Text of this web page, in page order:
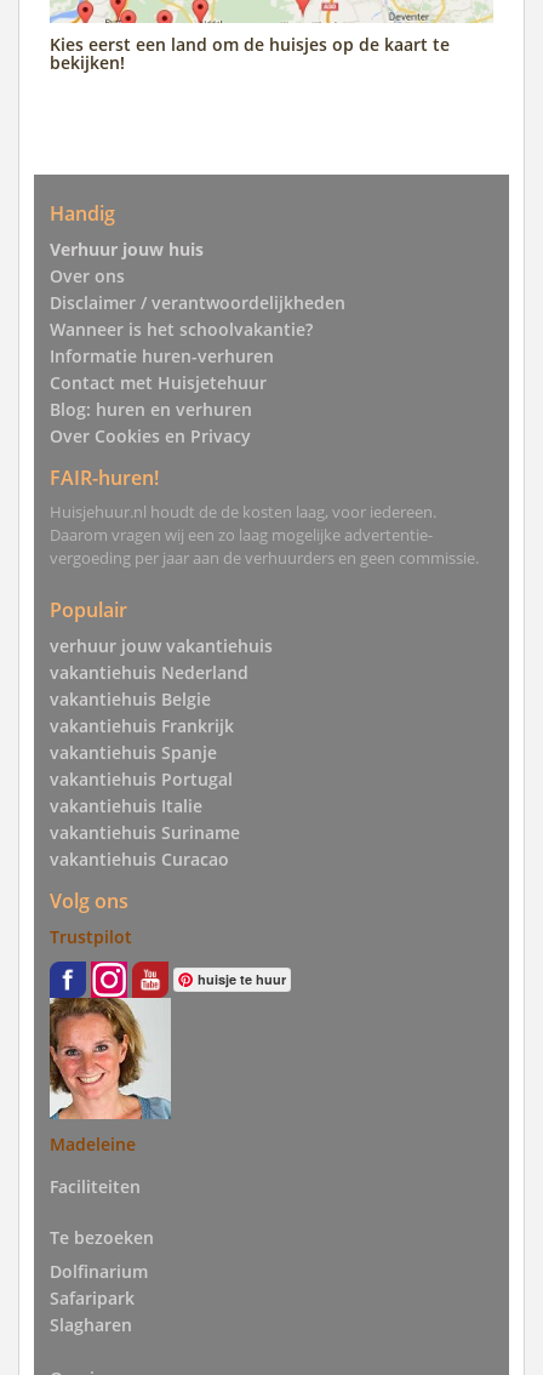
Kies eerst een land om de huisjes op de kaart te
bekijken!
Handig
Verhuur jouw huis
Over ons
Disclaimer / verantwoordelijkheden
Wanneer is het schoolvakantie?
Informatie huren-verhuren
Contact met Huisjetehuur
Blog: huren en verhuren
Over Cookies en Privacy
FAIR-huren!
Huisjehuur.nl houdt de de kosten laag, voor iedereen.
Daarom vragen wij een zo laag mogelijke advertentie-
vergoeding per jaar aan de verhuurders en geen commissie.
Populair
verhuur jouw vakantiehuis
vakantiehuis Nederland
vakantiehuis Belgie
vakantiehuis Frankrijk
vakantiehuis Spanje
vakantiehuis Portugal
vakantiehuis Italie
vakantiehuis Suriname
vakantiehuis Curacao
Volg ons
Trustpilot
huisje te huur
Madeleine
Faciliteiten
Te bezoeken
Dolfinarium
Safaripark
Slagharen